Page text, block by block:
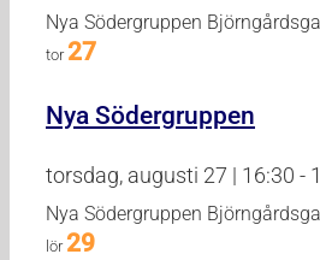
Nya Södergruppen
tor 27
Nya Södergruppen
torsdag, augusti 27 | 16:30 -
Nya Södergruppen
lör 29